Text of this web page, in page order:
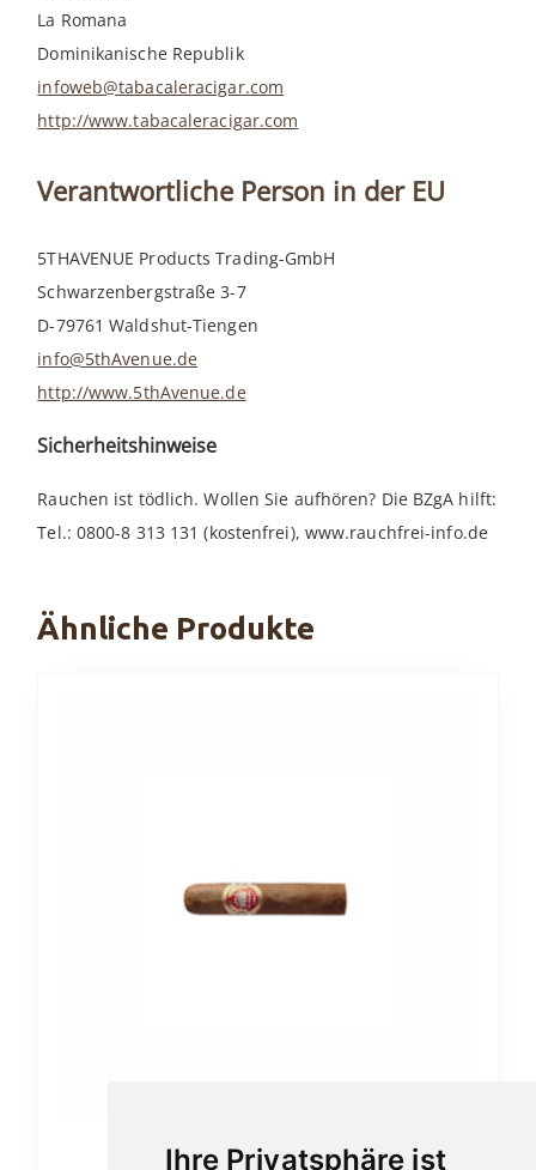
Ihre Privatsphäre ist
La Romana
Dominikanische Republik
infoweb@tabacaleracigar.com
http://www.tabacaleracigar.com
Verantwortliche Person in der EU
5THAVENUE Products Trading-GmbH
Schwarzenbergstraße 3-7
D-79761 Waldshut-Tiengen
info@5thAvenue.de
http://www.5thAvenue.de
Sicherheitshinweise
Rauchen ist tödlich. Wollen Sie aufhören? Die BZgA hilft:
Tel.: 0800-8 313 131 (kostenfrei), www.rauchfrei-info.de
Ähnliche Produkte
H.Upmann Half Corona